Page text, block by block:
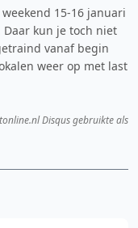
15-16 januari
kun je toch niet
vanaf begin
weer op met last
Disqus gebruikte als